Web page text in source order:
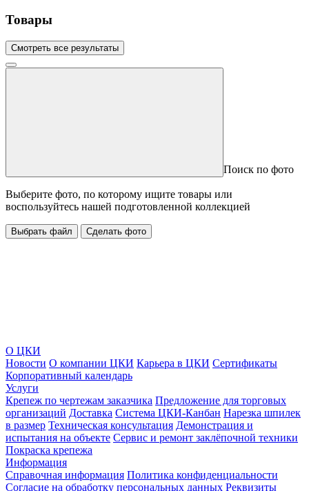
Товары
Смотреть все результаты
Поиск по фото
Выберите фото, по которому ищите товары или
воспользуйтесь нашей подготовленной коллекцией
Выбрать файл Сделать фото
О ЦКИ
Новости О компании ЦКИ Карьера в ЦКИ Сертификаты
Корпоративный календарь
Услуги
Крепеж по чертежам заказчика Предложение для торговых
организаций Доставка Система ЦКИ-Канбан Нарезка шпилек
в размер Техническая консультация Демонстрация и
испытания на объекте Сервис и ремонт заклёпочной техники
Покраска крепежа
Информация
Справочная информация Политика конфиденциальности
Согласие на обработку персональных данных Реквизиты